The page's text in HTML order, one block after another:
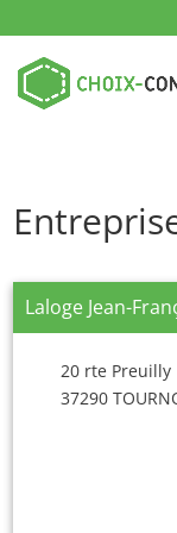
Laloge Jean-
20 rte Preuilly
37290